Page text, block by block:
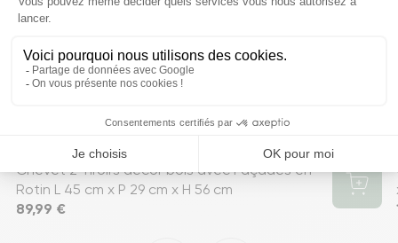
Chevet 2 Tiroirs décor bois avec Façades en
Rotin L 45 cm x P 29 cm x H 56 cm
Prix
89,99 €